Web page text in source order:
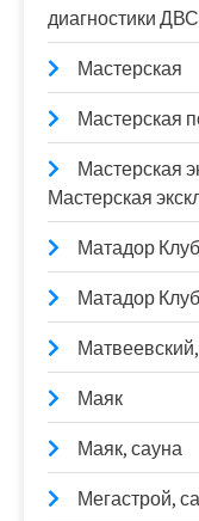
диагностики ДВС
Мастерская
Мастерская
Мастерская
Мастерская
Матадор
Матадор
Маяк
Маяк, сауна
Мегастрой,